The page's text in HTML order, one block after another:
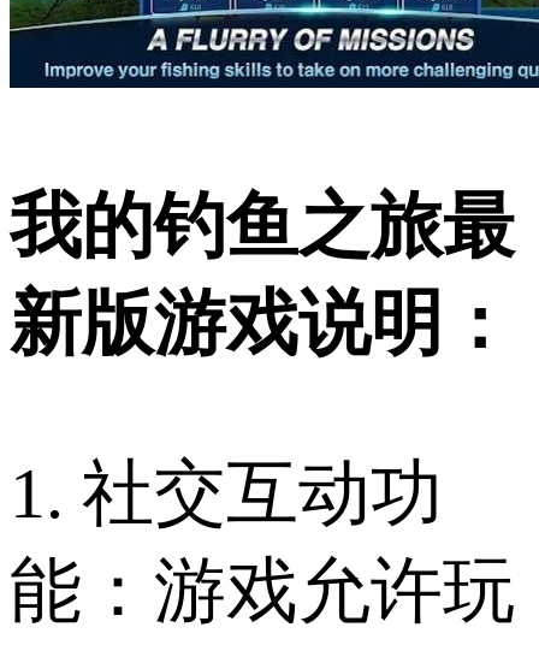
我的钓鱼之旅最
新版游戏说明：
1. 社交互动功
能：游戏允许玩